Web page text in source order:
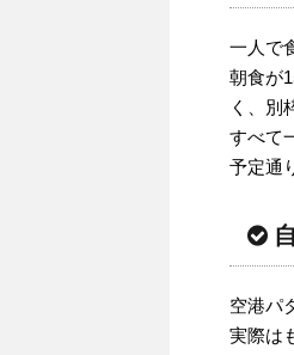
一人で
朝食が
く、別
すべて
予定通
空港パ
実際は